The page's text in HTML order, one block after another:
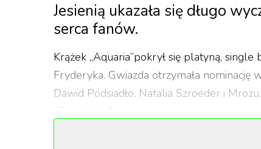
Jesienią ukazała się długo
serca fanów.
Krążek „Aquaria”pokrył się platyną,
Fryderyka. Gwiazda otrzymała
Dawid Podsiadło, Natalia Szroeder i
„Złote bloki”.